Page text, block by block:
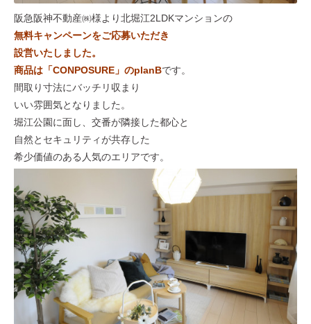
阪急阪神不動産㈱様より北堀江2LDKマンションの
無料キャンペーンをご応募いただき
設営いたしました。
商品は「CONPOSURE 」のplanBです。
間取り寸法にバッチリ収まり
いい雰囲気となりました。
堀江公園に面し、交番が隣接した都心と
自然とセキュリティが共存した
希少価値のある人気のエリアです。